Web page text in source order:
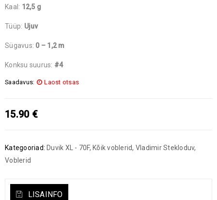
Kaal: 12,5 g
Tüüp: Ujuv
Sügavus: 0 – 1,2 m
Konksu suurus: #4
Saadavus: Laost otsas
15.90 €
Kategooriad: Duvik XL - 70F, Kõik voblerid, Vladimir Stekloduv,
Voblerid
LISAINFO